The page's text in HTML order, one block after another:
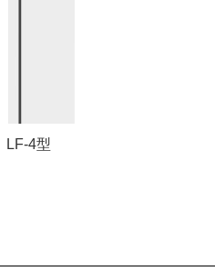
LF-4型